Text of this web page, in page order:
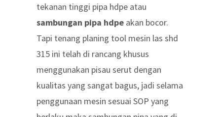
tekanan tinggi pipa hdpe atau
sambungan pipa hdpe akan bocor.
Tapi tenang planing tool mesin las shd
315 ini telah di rancang khusus
menggunakan pisau serut dengan
kualitas yang sangat bagus, jadi selama
penggunaan mesin sesuai SOP yang